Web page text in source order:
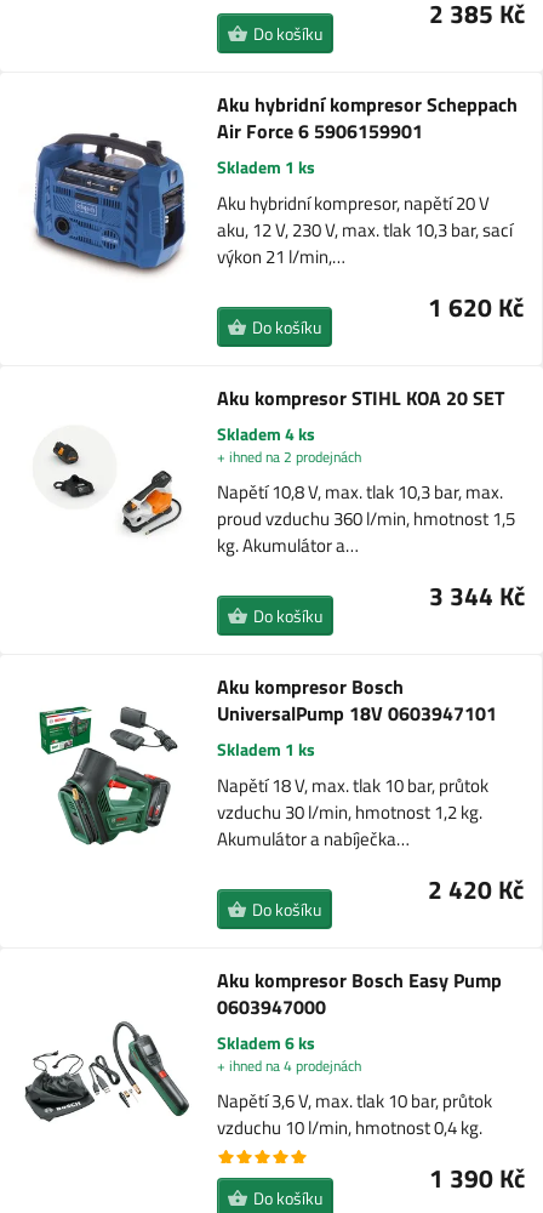
2 385 Kč
Do košíku
Aku hybridní kompresor Scheppach
Air Force 6 5906159901
Skladem 1 ks
Aku hybridní kompresor, napětí 20 V
aku, 12 V, 230 V, max. tlak 10,3 bar, sací
výkon 21 l/min,…
1 620 Kč
Do košíku
Aku kompresor STIHL KOA 20 SET
Skladem 4 ks
+ ihned na 2 prodejnách
Napětí 10,8 V, max. tlak 10,3 bar, max.
proud vzduchu 360 l/min, hmotnost 1,5
kg. Akumulátor a…
3 344 Kč
Do košíku
Aku kompresor Bosch
UniversalPump 18V 0603947101
Skladem 1 ks
Napětí 18 V, max. tlak 10 bar, průtok
vzduchu 30 l/min, hmotnost 1,2 kg.
Akumulátor a nabíječka…
2 420 Kč
Do košíku
Aku kompresor Bosch Easy Pump
0603947000
Skladem 6 ks
+ ihned na 4 prodejnách
Napětí 3,6 V, max. tlak 10 bar, průtok
vzduchu 10 l/min, hmotnost 0,4 kg.
1 390 Kč
Do košíku